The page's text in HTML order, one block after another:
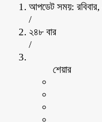
আপডেট সময়:
/
২৪৮ বার
/
শেয়ার